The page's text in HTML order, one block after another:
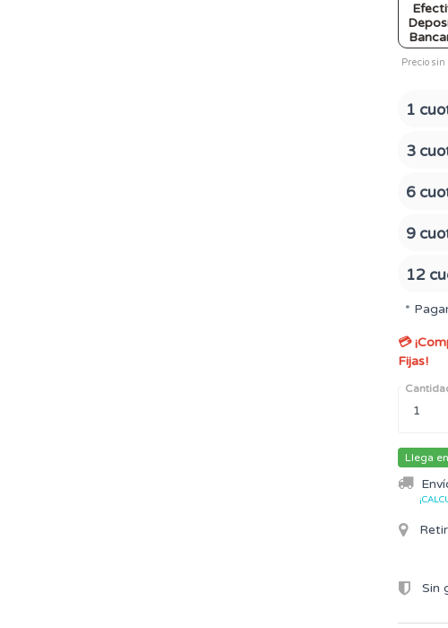
Precio
1
3
6
9
12
*
💳
Fijas!
Llega
Sin